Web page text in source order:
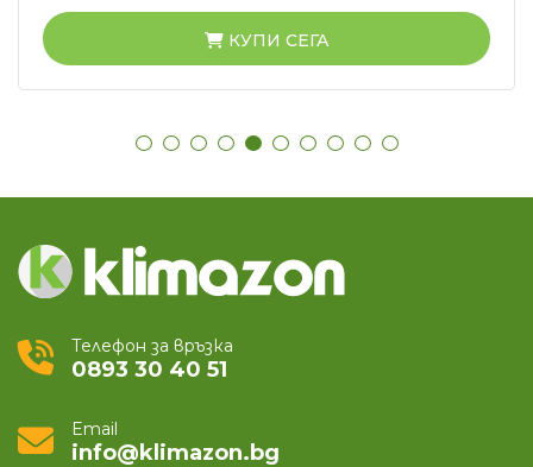
КУПИ СЕГА
Телефон за връзка
0893 30 40 51
Email
info@klimazon.bg